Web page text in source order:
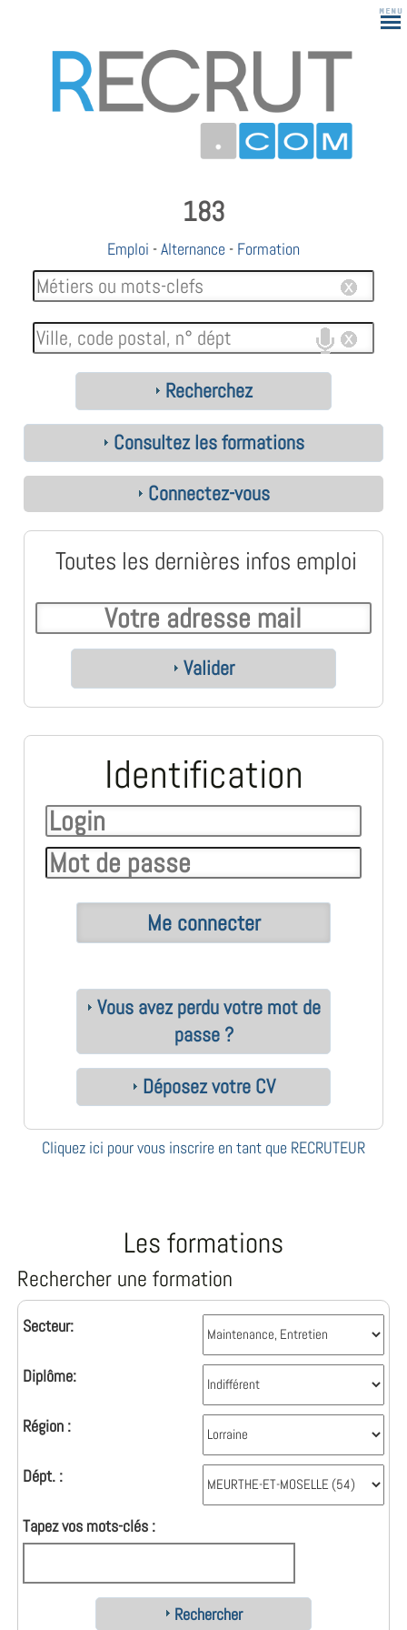
183
Emploi -Alternance - Formation
Recherchez
Consultez les formations
Connectez-vous
Toutes les dernières infos emploi
Valider
Identification
Vous avez perdu votre mot de
passe ?
Déposez votre CV
Cliquez ici pour vous inscrire en tant que RECRUTEUR
Les formations
Rechercher une formation
Secteur:
Diplôme:
Région :
Dépt. :
Tapez vos mots-clés :
Rechercher